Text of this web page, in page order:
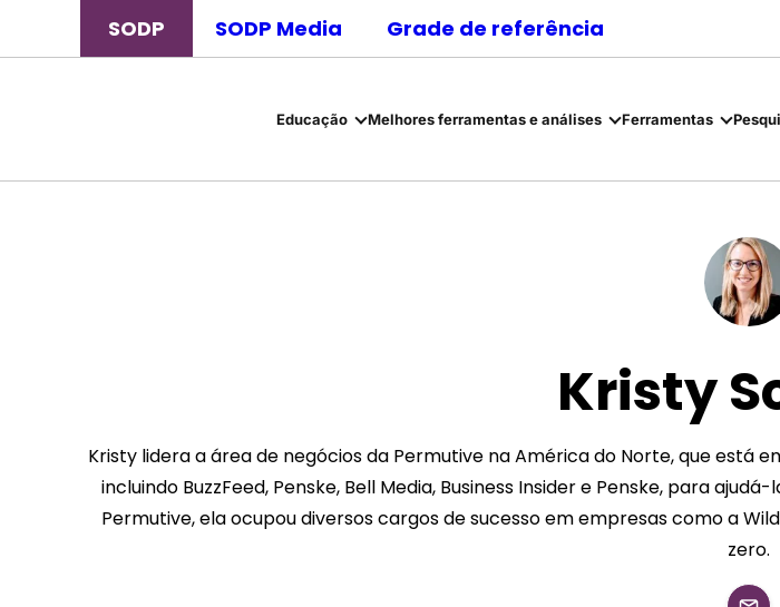
SODP SODP Media Grade de referência
Educação Melhores ferramentas e análises Ferramentas
Kristy
Kristy lidera a área de negócios da Permutive na América do Norte, que
incluindo BuzzFeed, Penske, Bell Media, Business Insider e Penske, para
Permutive, ela ocupou diversos cargos de sucesso em empresas como a
zero.